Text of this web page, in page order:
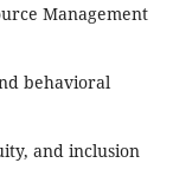
Management
behavioral
and inclusion